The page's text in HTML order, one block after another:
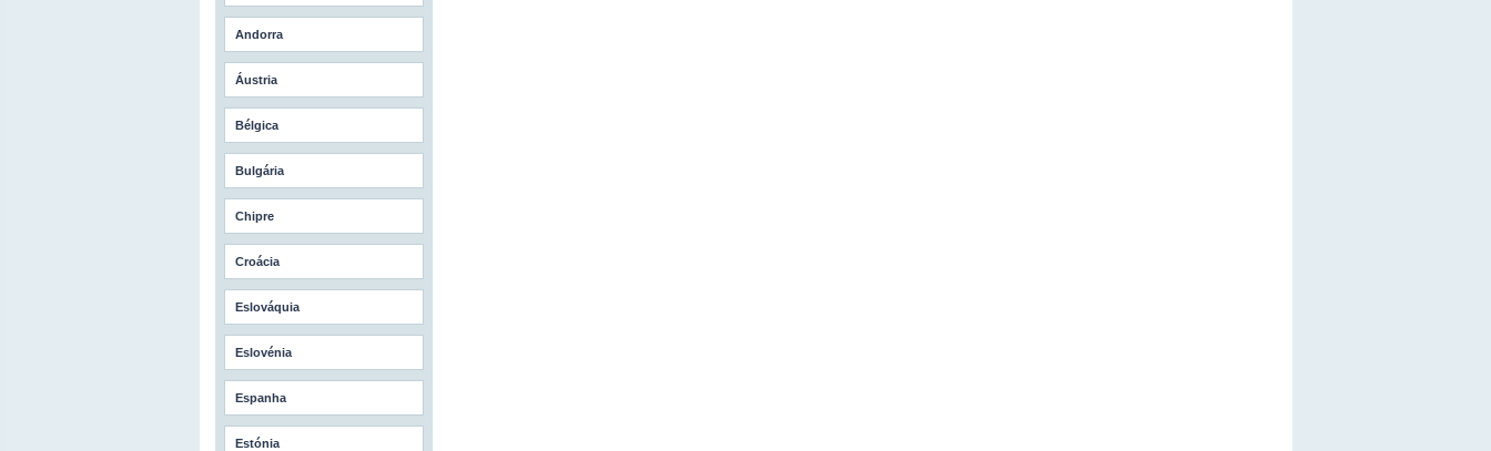
Andorra
Áustria
Bélgica
Bulgária
Chipre
Croácia
Eslováquia
Eslovénia
Espanha
Estónia